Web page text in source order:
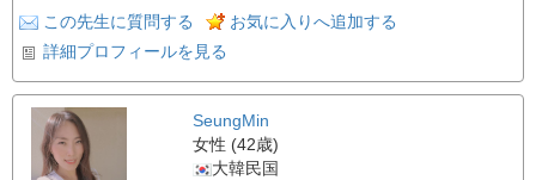
この先生に質問する
お気に入りへ追加する
詳細プロフィールを見る
SeungMin
女性 (42歳)
大韓民国